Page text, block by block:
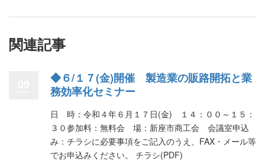
関連記事
◆６/１７(金)開催 製造業の販路開拓と業
務効率化セミナー
日 時：令和４年６月１７日(金) １４：００～１５：
３０参加料：無料会 場：新座市商工会 会議室申込
み：チラシに必要事項をご記入のうえ、FAX・メール等
でお申込みください。 チラシ(PDF)